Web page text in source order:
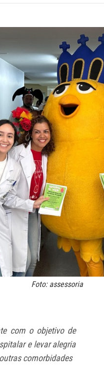
Foto: assessoria
com o objetivo de
e levar alegria
comorbidades